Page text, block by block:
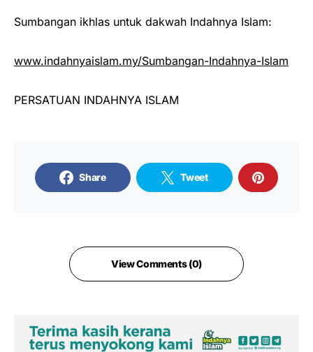
Sumbangan ikhlas untuk dakwah Indahnya Islam:
www.indahnyaislam.my/Sumbangan-Indahnya-Islam
PERSATUAN INDAHNYA ISLAM
Share Tweet
View Comments (0)